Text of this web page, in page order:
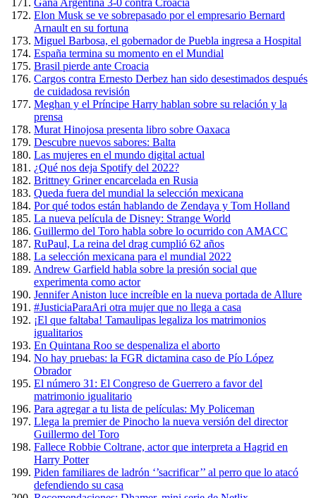
Gana Argentina 3-0 contra Croacia
Elon Musk se ve sobrepasado por el empresario Bernard
Arnault en su fortuna
Miguel Barbosa, el gobernador de Puebla ingresa a Hospital
España termina su momento en el Mundial
Brasil pierde ante Croacia
Cargos contra Ernesto Derbez han sido desestimados después
de cuidadosa revisión
Meghan y el Príncipe Harry hablan sobre su relación y la
prensa
Murat Hinojosa presenta libro sobre Oaxaca
Descubre nuevos sabores: Balta
Las mujeres en el mundo digital actual
¿Qué nos deja Spotify del 2022?
Brittney Griner encarcelada en Rusia
Queda fuera del mundial la selección mexicana
Por qué todos están hablando de Zendaya y Tom Holland
La nueva película de Disney: Strange World
Guillermo del Toro habla sobre lo ocurrido con AMACC
RuPaul, La reina del drag cumplió 62 años
La selección mexicana para el mundial 2022
Andrew Garfield habla sobre la presión social que
experimenta como actor
Jennifer Aniston luce increíble en la nueva portada de Allure
#JusticiaParaAri otra mujer que no llega a casa
¡El que faltaba! Tamaulipas legaliza los matrimonios
igualitarios
En Quintana Roo se despenaliza el aborto
No hay pruebas: la FGR dictamina caso de Pío López
Obrador
El número 31: El Congreso de Guerrero a favor del
matrimonio igualitario
Para agregar a tu lista de películas: My Policeman
Llega la premier de Pinocho la nueva versión del director
Guillermo del Toro
Fallece Robbie Coltrane, actor que interpreta a Hagrid en
Harry Potter
Piden familiares de ladrón ‘’sacrificar’’ al perro que lo atacó
defendiendo su casa